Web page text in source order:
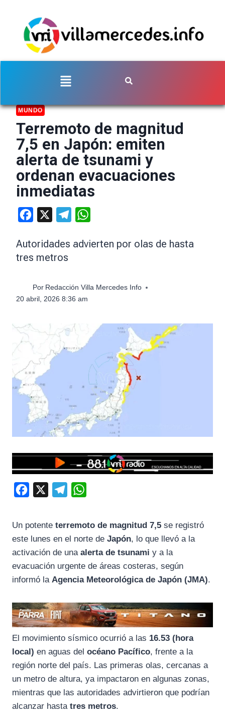
MUNDO
Terremoto de magnitud
7,5 en Japón: emiten
alerta de tsunami y
ordenan evacuaciones
inmediatas
Facebook Telegram
Autoridades advierten por olas de hasta
tres metros
Por Redacción Villa Mercedes Info
20 abril, 2026 8:36 am
e
b
o
o
e
g
r
a
t
s
A
p
Un potente terremoto de magnitud 7,5 se registró
este lunes en el norte de Japón, lo que llevó a la
activación de una alerta de tsunami y a la
evacuación urgente de áreas costeras, según
informó la Agencia Meteorológica de Japón (JMA).
El movimiento sísmico ocurrió a las 16.53 (hora
local) en aguas del océano Pacífico, frente a la
región norte del país. Las primeras olas, cercanas a
un metro de altura, ya impactaron en algunas zonas,
mientras que las autoridades advirtieron que podrían
alcanzar hasta tres metros.